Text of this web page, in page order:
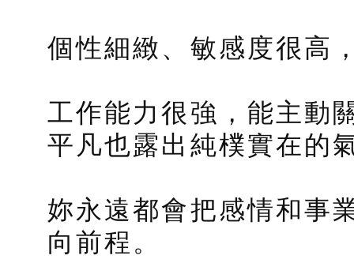
個性細緻、敏感度很高
工作能力很強，能主動
平凡也露出純樸實在的
妳永遠都會把感情和事
向前程。